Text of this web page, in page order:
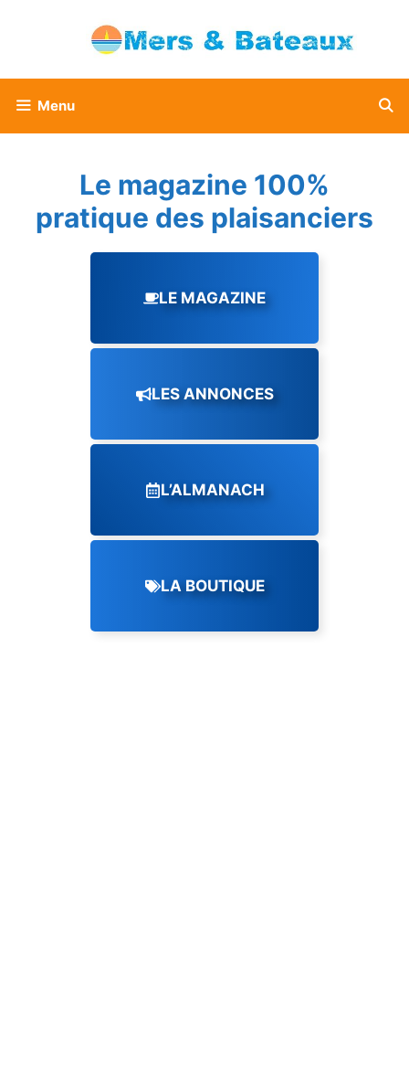
Menu
Le magazine 100%
pratique des plaisanciers
LE MAGAZINE
LES ANNONCES
L’ALMANACH
LA BOUTIQUE